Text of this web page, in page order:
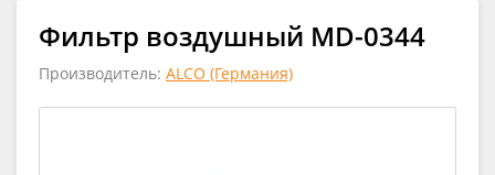
Фильтр воздушный MD-0344
Производитель: ALCO (Германия)